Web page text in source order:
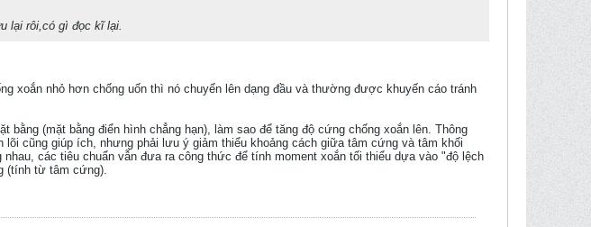
lại rôi,có gì đọc kĩ lại.
xoắn nhỏ hơn chống uốn thì nó chuyển lên dạng đầu và thường được khuyến cáo tránh
(mặt bằng điển hình chẳng hạn), làm sao để tăng độ cứng chống xoắn lên. Thông
cũng giúp ích, nhưng phải lưu ý giảm thiểu khoảng cách giữa tâm cứng và tâm khối
các tiêu chuẩn vẫn đưa ra công thức để tính moment xoắn tối thiểu dựa vào "độ lệch
(tính từ tâm cứng).